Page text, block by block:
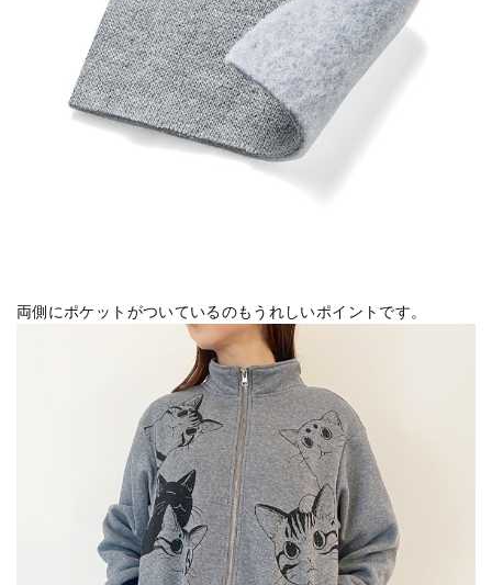
両側にポケットがついているのもうれしいポイントです。